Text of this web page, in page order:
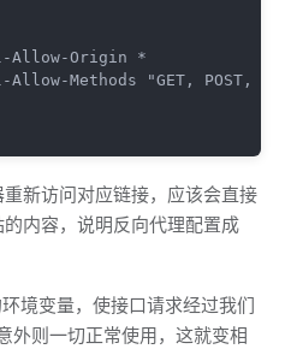
Allow-Origin *
Allow-Methods "GET, POST,
新访问对应链接，应该会直接
内容，说明反向代理配置成
境变量，使接口请求经过我们
外则一切正常使用，这就变相